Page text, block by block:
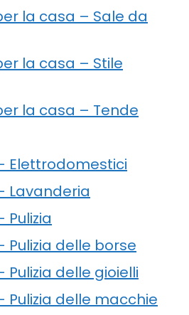
la casa – Sale da
la casa – Stile
la casa – Tende
Elettrodomestici
Lavanderia
Pulizia
Pulizia delle borse
Pulizia delle gioielli
Pulizia delle macchie